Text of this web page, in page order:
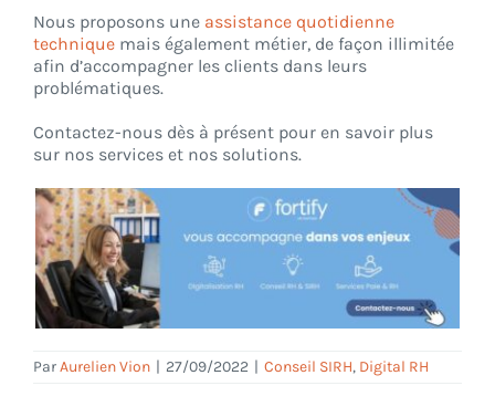
Nous proposons une assistance quotidienne
technique mais également métier, de façon illimitée
afin d’accompagner les clients dans leurs
problématiques.
Contactez-nous dès à présent pour en savoir plus
sur nos services et nos solutions.
ParAurelien Vion | 27/09/2022 | Conseil SIRH, Digital RH